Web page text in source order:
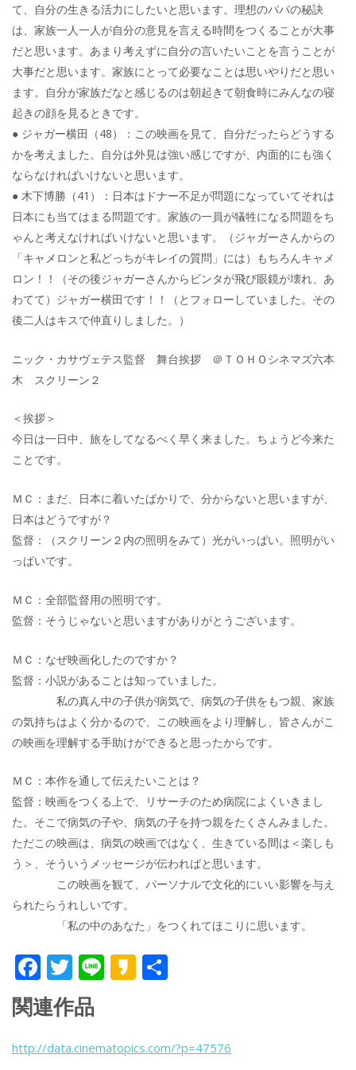
て、自分の生きる活力にしたいと思います。理想のパパの秘訣
は、家族一人一人が自分の意見を言える時間をつくることが大事
だと思います。あまり考えずに自分の言いたいことを言うことが
大事だと思います。家族にとって必要なことは思いやりだと思い
ます。自分が家族だなと感じるのは朝起きて朝食時にみんなの寝
起きの顔を見るときです。
● ジャガー横田（48）：この映画を見て、自分だったらどうする
かを考えました。自分は外見は強い感じですが、内面的にも強く
ならなければいけないと思います。
● 木下博勝（41）：日本はドナー不足が問題になっていてそれは
日本にも当てはまる問題です。家族の一員が犠牲になる問題をち
ゃんと考えなければいけないと思います。（ジャガーさんからの
「キャメロンと私どっちがキレイの質問」には）もちろんキャメ
ロン！！（その後ジャガーさんからビンタが飛び眼鏡が壊れ、あ
わてて）ジャガー横田です！！（とフォローしていました。その
後二人はキスで仲直りしました。）
ニック・カサヴェテス監督 舞台挨拶 ＠ＴＯＨＯシネマズ六本
木 スクリーン２
＜挨拶＞
今日は一日中、旅をしてなるべく早く来ました。ちょうど今来た
ことです。
ＭＣ：まだ、日本に着いたばかりで、分からないと思いますが、
日本はどうですが？
監督：（スクリーン２内の照明をみて）光がいっぱい。照明がい
っぱいです。
ＭＣ：全部監督用の照明です。
監督：そうじゃないと思いますがありがとうございます。
ＭＣ：なぜ映画化したのですか？
監督：小説があることは知っていました。
私の真ん中の子供が病気で、病気の子供をもつ親、家族
の気持ちはよく分かるので、この映画をより理解し、皆さんがこ
の映画を理解する手助けができると思ったからです。
ＭＣ：本作を通して伝えたいことは？
監督：映画をつくる上で、リサーチのため病院によくいきまし
た。そこで病気の子や、病気の子を持つ親をたくさんみました。
ただこの映画は、病気の映画ではなく、生きている間は＜楽しも
う＞、そういうメッセージが伝わればと思います。
この映画を観て、パーソナルで文化的にいい影響を与え
られたらうれしいです。
「私の中のあなた」をつくれてほこりに思います。
F
ac
e
b
T
w
itt
er
Li K
a
関連作品
http://data.cinematopics.com/?p=47576